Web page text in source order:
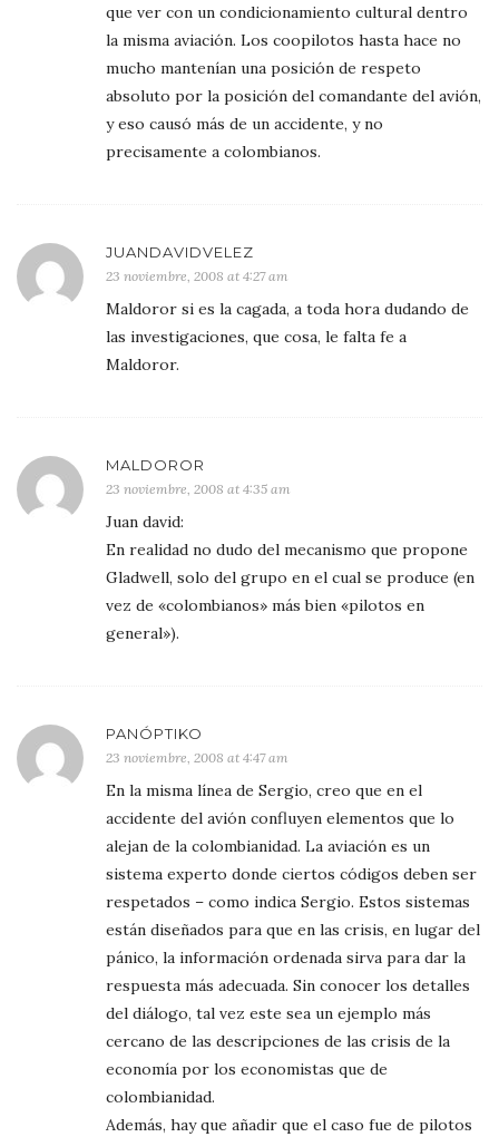
que ver con un condicionamiento cultural dentro
la misma aviación. Los coopilotos hasta hace no
mucho mantenían una posición de respeto
absoluto por la posición del comandante del avión,
y eso causó más de un accidente, y no
precisamente a colombianos.
JUANDAVIDVELEZ
23 noviembre, 2008 at 4:27 am
Maldoror si es la cagada, a toda hora dudando de
las investigaciones, que cosa, le falta fe a
Maldoror.
MALDOROR
23 noviembre, 2008 at 4:35 am
Juan david:
En realidad no dudo del mecanismo que propone
Gladwell, solo del grupo en el cual se produce (en
vez de «colombianos» más bien «pilotos en
general»).
PANÓPTIKO
23 noviembre, 2008 at 4:47 am
En la misma línea de Sergio, creo que en el
accidente del avión confluyen elementos que lo
alejan de la colombianidad. La aviación es un
sistema experto donde ciertos códigos deben ser
respetados – como indica Sergio. Estos sistemas
están diseñados para que en las crisis, en lugar del
pánico, la información ordenada sirva para dar la
respuesta más adecuada. Sin conocer los detalles
del diálogo, tal vez este sea un ejemplo más
cercano de las descripciones de las crisis de la
economía por los economistas que de
colombianidad.
Además, hay que añadir que el caso fue de pilotos